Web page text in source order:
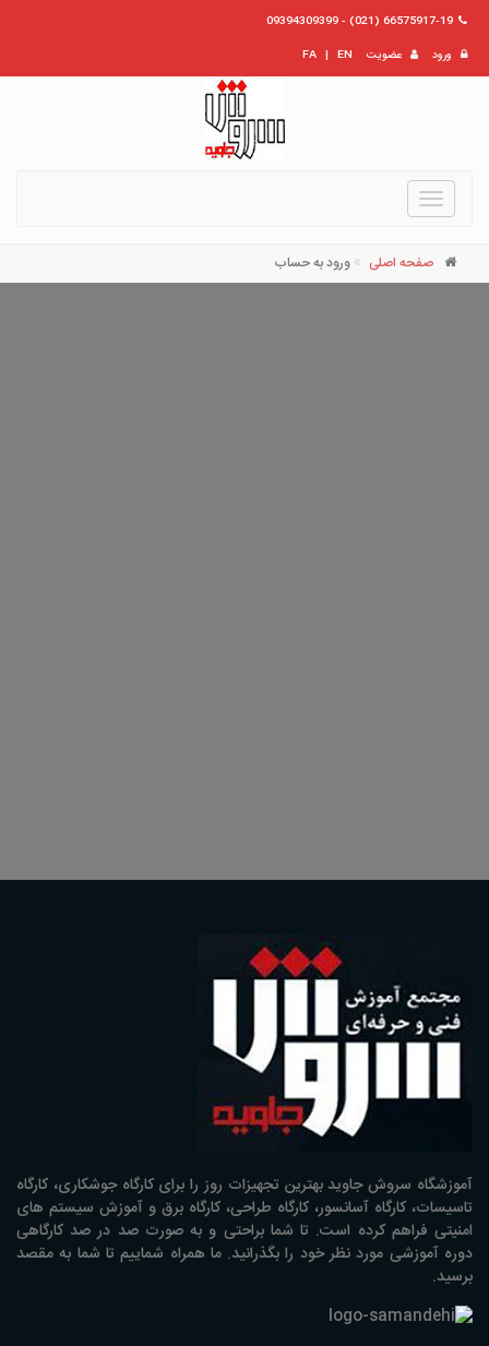
66575917-19 (021) - 09394309399
ورود
عضویت EN
|
FA
Toggle
navigation
صفحه اصلی ورود به حساب
آموزشگاه سروش جاوید بهترین تجهیزات روز را برای کارگاه جوشکاری، کارگاه
تاسیسات، کارگاه آسانسور، کارگاه طراحی، کارگاه برق و آموزش سیستم های
امنیتی فراهم کرده است. تا شما براحتی و به صورت صد در صد کارگاهی
دوره آموزشی مورد نظر خود را بگذرانید. ما همراه شماییم تا شما به مقصد
برسید.